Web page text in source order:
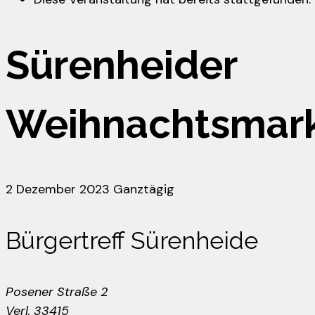
Sürenheider
2 Dezember 2023 Ganztägig
Bürgertreff Sürenheide
Posener Straße 2
Verl, 33415